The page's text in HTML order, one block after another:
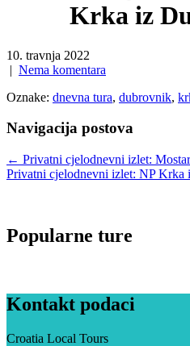
Krka iz
10. travnja 2022
| Nema komentara
Oznake: dnevna tura, dubrovnik,
Navigacija postova
← Privatni cjelodnevni izlet:
Privatni cjelodnevni izlet: NP Krka
Popularne ture
Kontakt podaci
Croatia Local Tours